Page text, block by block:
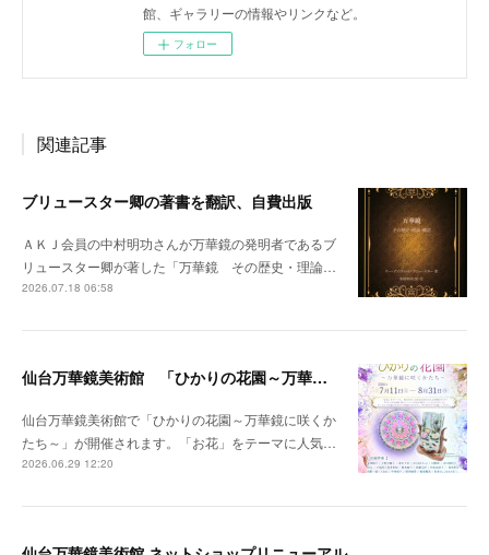
館、ギャラリーの情報やリンクなど。
フォロー
関連記事
ブリュースター卿の著書を翻訳、自費出版
ＡＫＪ会員の中村明功さんが万華鏡の発明者であるブ
リュースター卿が著した「万華鏡 その歴史・理論…
2026.07.18 06:58
仙台万華鏡美術館 「ひかりの花園～万華鏡に咲くかたち～」開催のお知らせ
仙台万華鏡美術館で「ひかりの花園～万華鏡に咲くか
たち～」が開催されます。「お花」をテーマに人気…
2026.06.29 12:20